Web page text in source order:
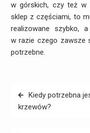
w górskich, czy też w
sklep z częściami, to
realizowane szybko,
w razie czego zawsze
potrzebne.
Nawigacja
wpisu
Kiedy potrzebna
krzewów?